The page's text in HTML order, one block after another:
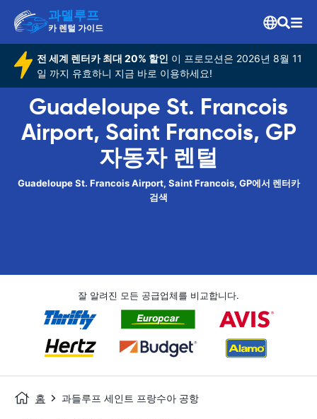
과델루프
카 렌털 가이드
전 세계 렌터카 최대 20% 할인 이 프로모션은 2026년 8월 11
일 까지 유효하니 지금 바로 이용하세요!
Guadeloupe St. Francois
Airport, Saint Francois, GP
자동차 렌털
Guadeloupe St. Francois Airport, Saint Francois, GP에서 렌터카
검색
잘 알려진 모든 공급업체를 비교합니다.
홈 과들루프 세인트 프랑수아 공항